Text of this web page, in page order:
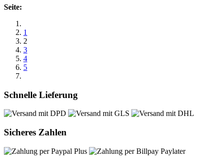
Seite:
1
2
3
4
5
Schnelle Lieferung
Sicheres Zahlen